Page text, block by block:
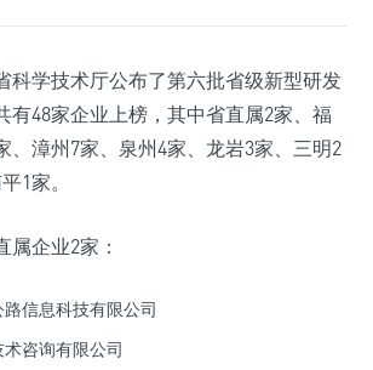
科学技术厅公布了第六批省级新型研发
有48家企业上榜，其中省直属2家、福
、漳州7家、泉州4家、龙岩3家、三明2
1家。
属企业2家：
信息科技有限公司
咨询有限公司